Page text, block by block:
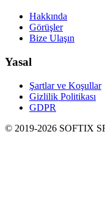
Hakkında
Görüşler
Bize Ulaşın
Yasal
Şartlar ve Koşullar
Gizlilik Politikası
GDPR
© 2019-2026 SOFTIX